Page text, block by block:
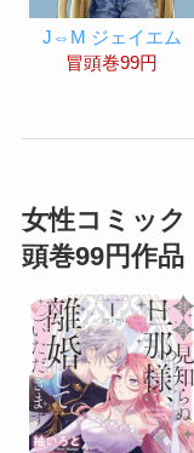
J⇔M ジェイエム
冒頭巻99円
女性コミック
頭巻99円作品